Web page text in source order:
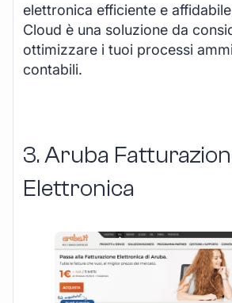
elettronica efficiente e
Cloud è una soluzione da
ottimizzare i tuoi processi
contabili.
3. Aruba
Elettronica